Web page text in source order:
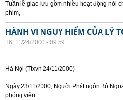
Tuần lễ giao lưu gồm nhiều hoạt động nói
phim,
HÀNH VI NGUY HIỂM CỦA LÝ
T6, 11/24/2000 - 09:59
Hà Nội (Ttxvn 24/11/2000)
Ngày 23/11/2000, Người Phát ngôn Bộ
phóng viên